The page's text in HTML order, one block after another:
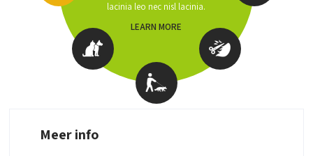
lacinia leo nec nisl lacinia.
LEARN MORE
Meer info